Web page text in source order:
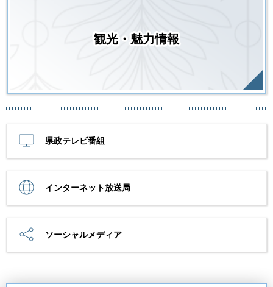
観光・魅力情報
県政テレビ番組
インターネット放送局
ソーシャルメディア